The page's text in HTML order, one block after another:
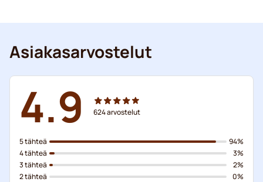
Asiakasarvostelut
4.9 624arvostelut
5 tähteä
4 tähteä
3 tähteä
2 tähteä
94%
3%
2%
0%